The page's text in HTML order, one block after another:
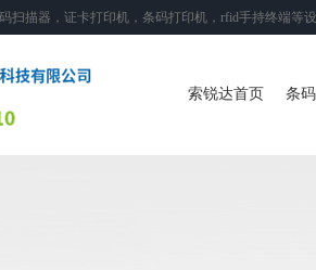
扫描器，证卡打印机，条码打印机，rfid手持终端等
索锐达首页 条